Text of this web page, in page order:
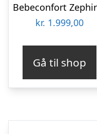
kr. 1.999,00
Gå til shop